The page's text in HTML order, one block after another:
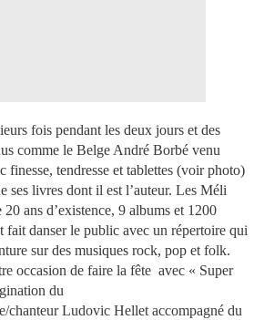
fois pendant les deux jours et des
comme le Belge André Borbé venu
finesse, tendresse et tablettes (voir photo)
ses livres dont il est l’auteur. Les Méli
ans d’existence, 9 albums et 1200
fait danser le public avec un répertoire qui
sur des musiques rock, pop et folk.
occasion de faire la fête avec « Super
du
chanteur Ludovic Hellet accompagné du